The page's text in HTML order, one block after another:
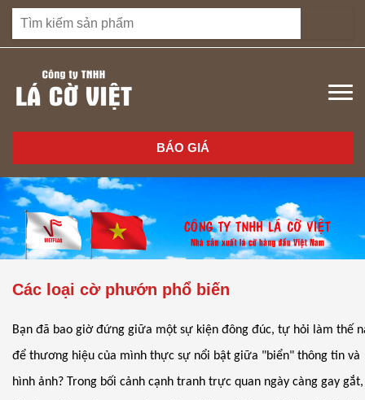
BÁO GIÁ
Các loại cờ phướn phổ biến
Bạn đã bao giờ đứng giữa một sự kiện đông đúc, tự hỏi làm thế
để thương hiệu của mình thực sự nổi bật giữa "biển" thông tin và
hình ảnh? Trong bối cảnh cạnh tranh trực quan ngày càng gay gắt,